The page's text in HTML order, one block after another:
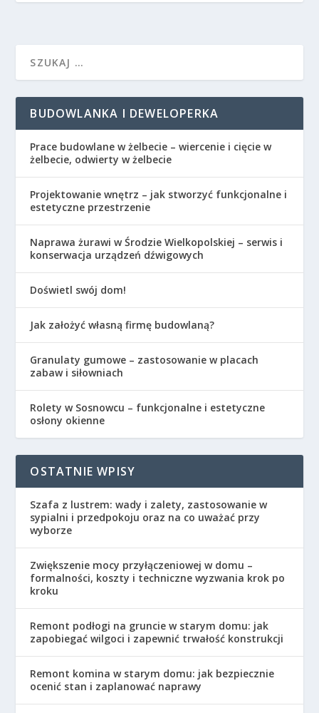
BUDOWLANKA I DEWELOPERKA
Prace budowlane w żelbecie – wiercenie i cięcie w
żelbecie, odwierty w żelbecie
Projektowanie wnętrz – jak stworzyć funkcjonalne i
estetyczne przestrzenie
Naprawa żurawi w Środzie Wielkopolskiej – serwis i
konserwacja urządzeń dźwigowych
Doświetl swój dom!
Jak założyć własną firmę budowlaną?
Granulaty gumowe – zastosowanie w placach
zabaw i siłowniach
Rolety w Sosnowcu – funkcjonalne i estetyczne
osłony okienne
OSTATNIE WPISY
Szafa z lustrem: wady i zalety, zastosowanie w
sypialni i przedpokoju oraz na co uważać przy
wyborze
Zwiększenie mocy przyłączeniowej w domu –
formalności, koszty i techniczne wyzwania krok po
kroku
Remont podłogi na gruncie w starym domu: jak
zapobiegać wilgoci i zapewnić trwałość konstrukcji
Remont komina w starym domu: jak bezpiecznie
ocenić stan i zaplanować naprawy